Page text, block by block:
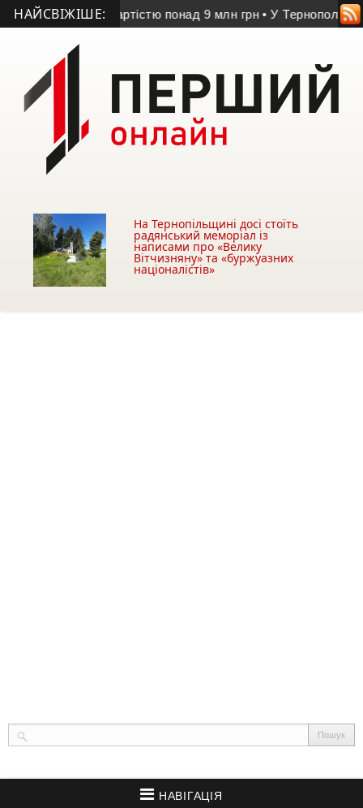
НАЙСВІЖІШЕ:
майно вартістю понад 9 млн грн • У Тернополі чоловіка
На Тернопільщині досі стоїть
радянський меморіал із
написами про «Велику
Вітчизняну» та «буржуазних
націоналістів»
НАВІГАЦІЯ